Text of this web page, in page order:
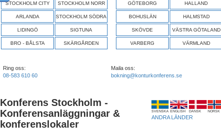
STOCKHOLM CITY STOCKHOLM NORR
ARLANDA STOCKHOLM SÖDRA
LIDINGÖ SIGTUNA
BRO - BÅLSTA SKÄRGÅRDEN
GÖTEBORG HALLAND
BOHUSLÄN HALMSTAD
SKÖVDE VÄSTRA GÖTALAND
VARBERG VÄRMLAND
Ring oss:
08-583 610 60
Maila oss:
bokning@konturkonferens.se
Konferens Stockholm -
Konferensanläggningar &
konferenslokaler
SVENSKA ENGLISH DANSK NORSK
ANDRA LÄNDER